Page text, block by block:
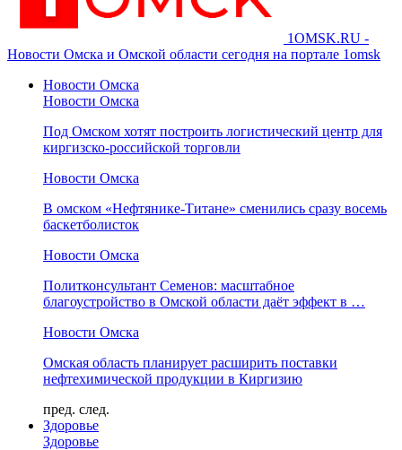
1OMSK.RU -
Новости Омска и Омской области сегодня на портале 1omsk
Новости Омска
Новости Омска
Под Омском хотят построить логистический центр для
киргизско-российской торговли
Новости Омска
В омском «Нефтянике-Титане» сменились сразу восемь
баскетболисток
Новости Омска
Политконсультант Семенов: масштабное
благоустройство в Омской области даёт эффект в …
Новости Омска
Омская область планирует расширить поставки
нефтехимической продукции в Киргизию
пред. след.
Здоровье
Здоровье